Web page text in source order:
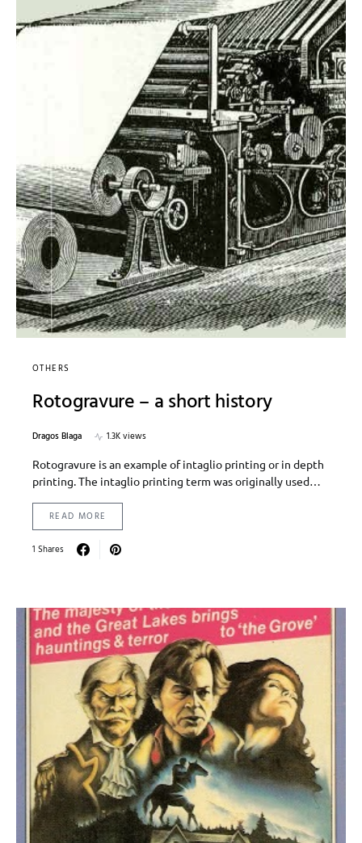
OTHERS
Rotogravure – a short history
Dragos Blaga
1.3K views
Rotogravure is an example of intaglio printing or in depth
printing. The intaglio printing term was originally used…
READ MORE
1 Shares